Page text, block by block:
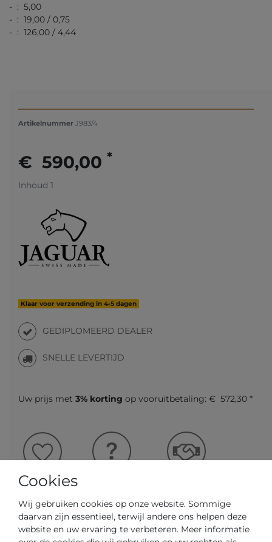
- : 5,00
- : 19,00 / 0,75
- : 126,00 / 4,44
Artikelnummer J983/4
€ 590,00 *
Inhoud 1
Klaar voor verzending in 4-5 dagen
GEDIPLOMEERD DEALER
SNELLE LEVERTIJD
Uw prijs met 3% korting op vooruitbetaling: € 572,30 *
Wensenlijst
IN DE WINKELWAGEN
Cookies
Wij gebruiken cookies op onze website. Sommige
daarvan zijn essentieel, terwijl andere ons helpen deze
website en uw ervaring te verbeteren. Meer informatie